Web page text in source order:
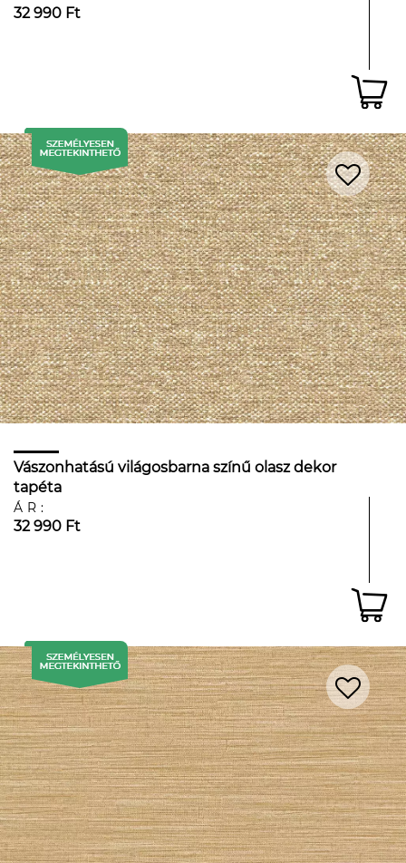
32 990 Ft
Vászonhatású világosbarna színű olasz dekor
tapéta
ÁR:
32 990 Ft